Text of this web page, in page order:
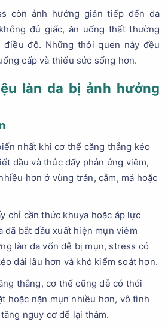
còn ảnh hưởng gián tiếp đến da
đủ giấc, ăn uống thất thường
độ. Những thói quen này đều
cấp và thiếu sức sống hơn.
làn da bị ảnh hưởng
nhất khi cơ thể căng thẳng kéo
dầu và thúc đẩy phản ứng viêm,
hơn ở vùng trán, cằm, má hoặc
chỉ cần thức khuya hoặc áp lực
đã bắt đầu xuất hiện mụn viêm
làn da vốn dễ bị mụn, stress có
dài lâu hơn và khó kiểm soát hơn.
thẳng, cơ thể cũng dễ có thói
hoặc nặn mụn nhiều hơn, vô tình
nguy cơ để lại thâm.